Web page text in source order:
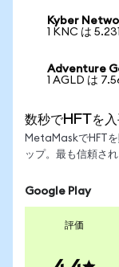
Kyber
1 KNC は
Adventure
1 AGLD は
数秒でHFTを
MetaMaskでHFT
ップ。最も信頼さ
Google Play
評価